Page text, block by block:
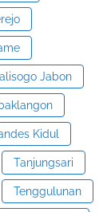
Jabon
Kidul
Tanjungsari
Tenggulunan